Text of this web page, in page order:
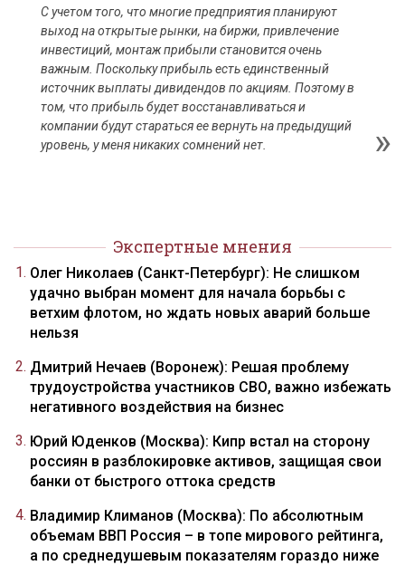
С учетом того, что многие предприятия планируют
выход на открытые рынки, на биржи, привлечение
инвестиций, монтаж прибыли становится очень
важным. Поскольку прибыль есть единственный
источник выплаты дивидендов по акциям. Поэтому в
том, что прибыль будет восстанавливаться и
компании будут стараться ее вернуть на предыдущий
уровень, у меня никаких сомнений нет.
Экспертные мнения
Олег Николаев (Санкт-Петербург): Не слишком
удачно выбран момент для начала борьбы с
ветхим флотом, но ждать новых аварий больше
нельзя
Дмитрий Нечаев (Воронеж): Решая проблему
трудоустройства участников СВО, важно избежать
негативного воздействия на бизнес
Юрий Юденков (Москва): Кипр встал на сторону
россиян в разблокировке активов, защищая свои
банки от быстрого оттока средств
Владимир Климанов (Москва): По абсолютным
объемам ВВП Россия – в топе мирового рейтинга,
а по среднедушевым показателям гораздо ниже